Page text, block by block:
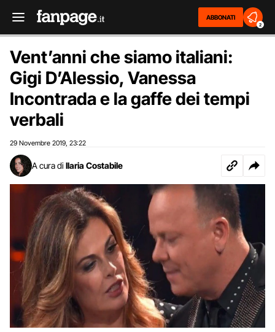
ABBONATI
2
Vent’anni che siamo italiani:
Gigi D’Alessio, Vanessa
Incontrada e la gaffe dei tempi
verbali
29 Novembre 2019 23:22
A cura di Ilaria Costabile